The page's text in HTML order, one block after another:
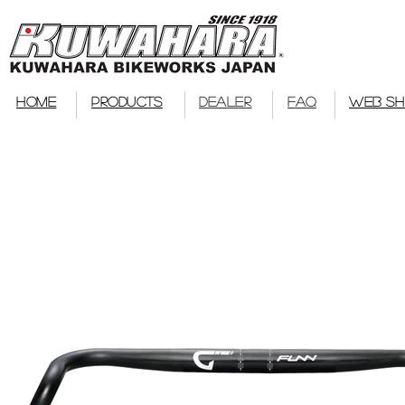
HOME PRODUCTS DEALER FAQ WEB